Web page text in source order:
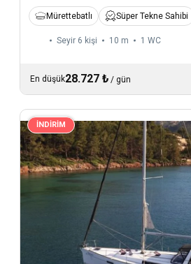
Mürettebatlı Süper Tekne Sahibi
Seyir 6 kişi 10 m 1 WC
En düşük28.727 ₺ / gün
İNDİRİM